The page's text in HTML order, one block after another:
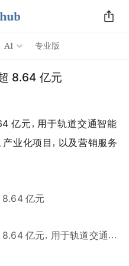
AI 专业版
8.64 亿元
亿元，用于轨道交通智能
业化项目，以及营销服务
8.64 亿元
，用于轨道交通智能运维项目等